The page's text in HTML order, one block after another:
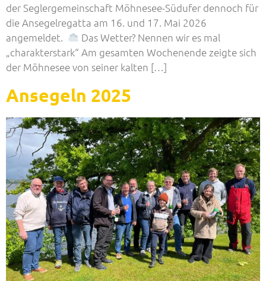
der Seglergemeinschaft Möhnesee-Südufer dennoch für
die Ansegelregatta am 16. und 17. Mai 2026
angemeldet.
Das Wetter? Nennen wir es mal
„charakterstark“ Am gesamten Wochenende zeigte sich
der Möhnesee von seiner kalten […]
Ansegeln 2025